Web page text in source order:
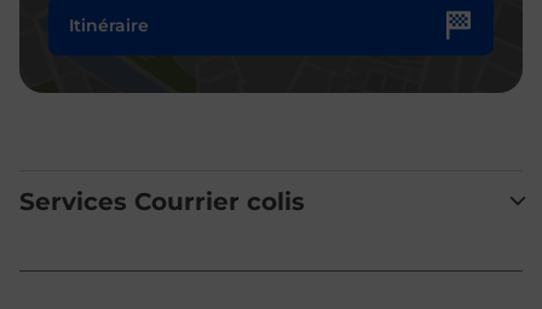
Itinéraire
Services Courrier colis